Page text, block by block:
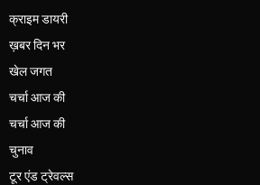
क्राइम डायरी
ख़बर दिन भर
खेल जगत
चर्चा आज की
चर्चा आज की
चुनाव
टूर एंड ट्रेवल्स